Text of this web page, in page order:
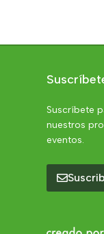
Suscríbete
nuestros
eventos.